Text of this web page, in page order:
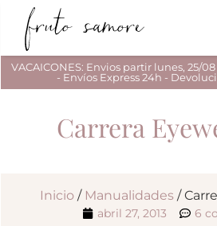
VACAICONES: Envios partir lunes, 25/
- Envíos Express 24h -
Carrera
Inicio / Manualidades /
abril 27, 2013 6